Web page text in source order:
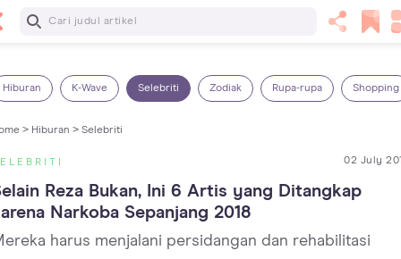
Baca Selanjutnya
Hiburan K-Wave Selebriti Zodiak Rupa-rupa Shopping
> Hiburan > Selebriti
02 July
Reza Bukan, Ini 6 Artis yang Ditangkap
Narkoba Sepanjang 2018
harus menjalani persidangan dan rehabilitasi